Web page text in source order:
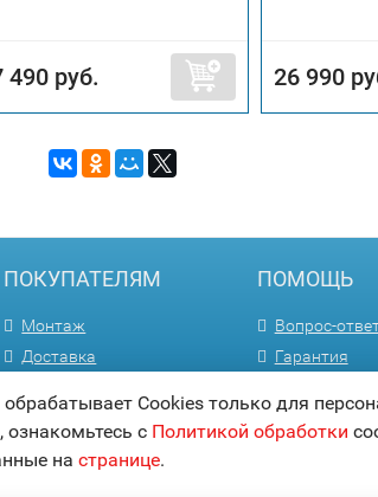
490 руб. 26 990
ПОКУПАТЕЛЯМ
Монтаж
Доставка
Акции
ПОМОЩЬ
Вопрос-
Гарантия
Карта сайта
Cookies только для
с Политикой обработки
на странице.